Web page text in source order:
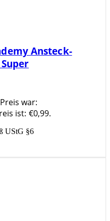
Ansteck-
war:
ist: €0,99.
UStG §6